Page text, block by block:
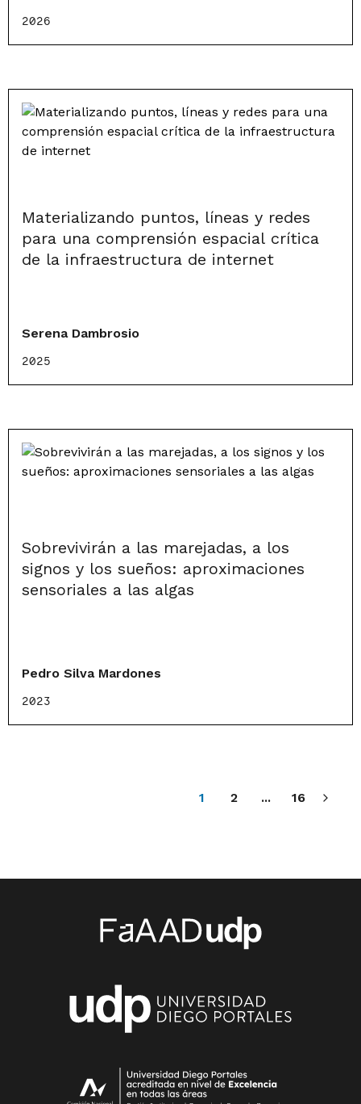
2026
Materializando puntos, líneas y redes
para una comprensión espacial crítica
de la infraestructura de internet
Serena Dambrosio
2025
Sobrevivirán a las marejadas, a los
signos y los sueños: aproximaciones
sensoriales a las algas
Pedro Silva Mardones
2023
1 2 ... 16